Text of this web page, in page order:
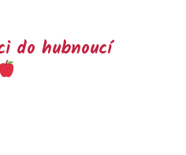
do hubnoucí